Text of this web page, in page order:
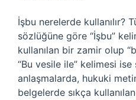
İşbu nerelerde kullanılır?
sözlüğüne göre “İşbu”
kullanılan bir zamir olup
“Bu vesile ile” kelimesi
anlaşmalarda, hukuki
belgelerde sıkça